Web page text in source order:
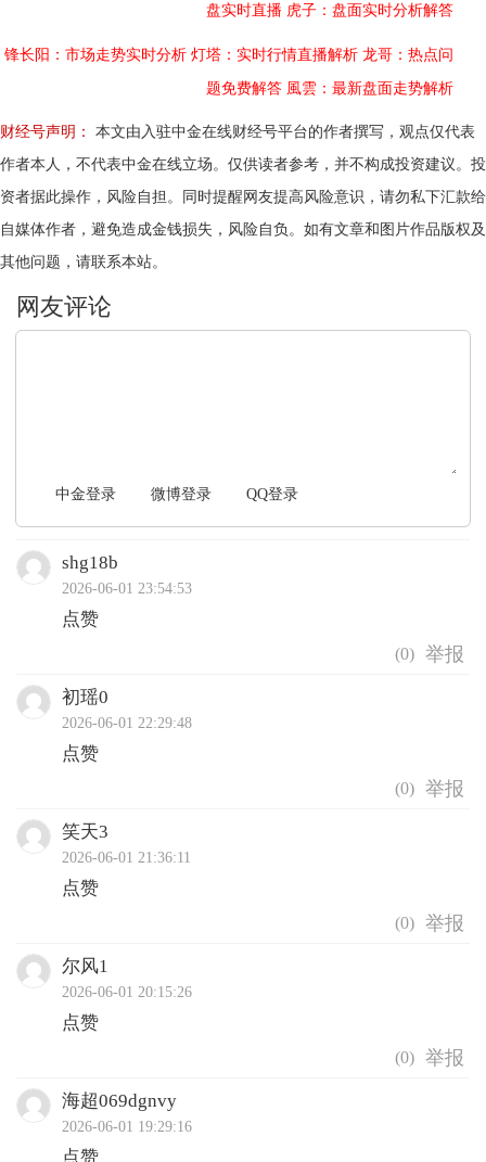
盘实时直播 虎子：盘面实时分析解答
锋长阳：市场走势实时分析 灯塔：实时行情直播解析 龙哥：热点问
题免费解答 風雲：最新盘面走势解析
财经号声明：
本文由入驻中金在线财经号平台的作者撰写，观点仅代表
作者本人，不代表中金在线立场。仅供读者参考，并不构成投资建议。投
资者据此操作，风险自担。同时提醒网友提高风险意识，请勿私下汇款给
自媒体作者，避免造成金钱损失，风险自负。如有文章和图片作品版权及
其他问题，请联系本站。
中金登录 微博登录 QQ登录
shg18b
2026-06-01 23:54:53
点赞
(0)
初瑶0
2026-06-01 22:29:48
点赞
(0)
笑天3
2026-06-01 21:36:11
点赞
(0)
尔风1
2026-06-01 20:15:26
点赞
(0)
海超069dgnvy
2026-06-01 19:29:16
点赞